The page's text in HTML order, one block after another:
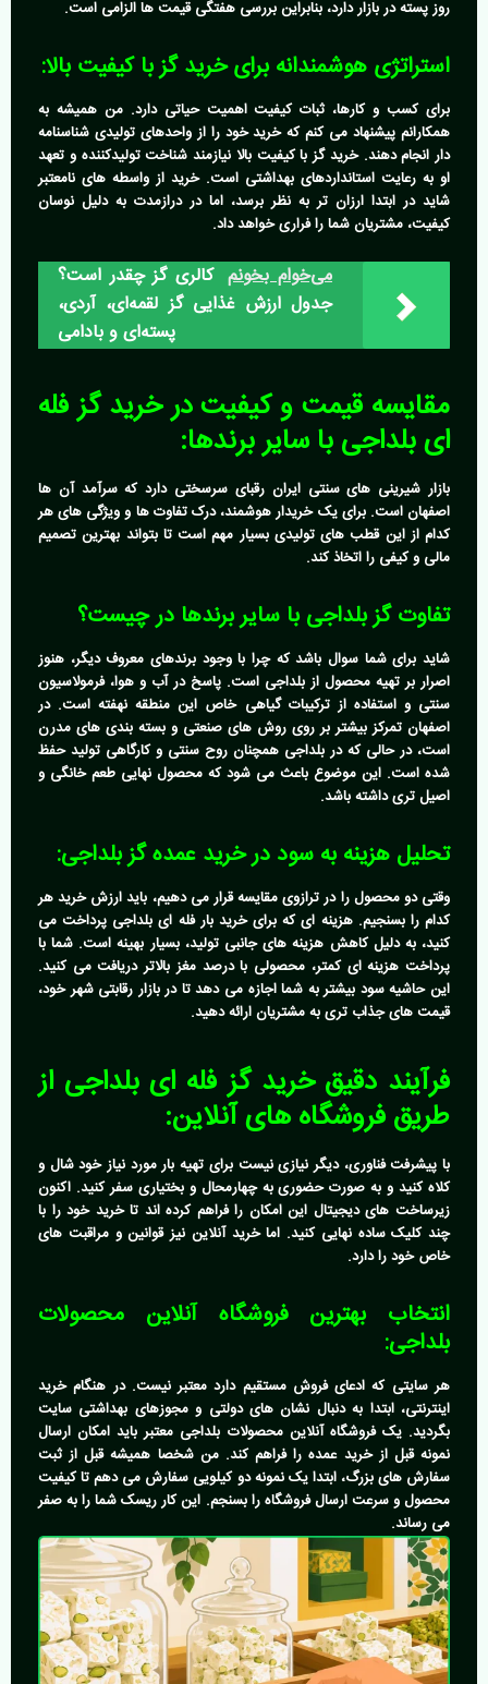
روز پسته در بازار دارد، بنابراین بررسی هفتگی قیمت ها الزامی است.
استراتژی هوشمندانه برای خرید گز با کیفیت بالا:
برای کسب و کارها، ثبات کیفیت اهمیت حیاتی دارد. من همیشه به
همکارانم پیشنهاد می کنم که خرید خود را از واحدهای تولیدی شناسنامه
دار انجام دهند.خرید گز با کیفیت بالا نیازمند شناخت تولیدکننده و تعهد
او به رعایت استانداردهای بهداشتی است. خرید از واسطه های نامعتبر
شاید در ابتدا ارزان تر به نظر برسد، اما در درازمدت به دلیل نوسان
کیفیت، مشتریان شما را فراری خواهد داد.
می‌خوام بخونم کالری گز چقدر است؟
جدول ارزش غذایی گز لقمه‌ای، آردی،
پسته‌ای و بادامی
مقایسه قیمت و کیفیت درخرید گز فله
ای بلداجیبا سایر برندها:
بازار شیرینی های سنتی ایران رقبای سرسختی دارد که سرآمد آن ها
اصفهان است. برای یک خریدار هوشمند، درک تفاوت ها و ویژگی های هر
کدام از این قطب های تولیدی بسیار مهم است تا بتواند بهترین تصمیم
مالی و کیفی را اتخاذ کند.
تفاوت گز بلداجی با سایر برندها در چیست؟
شاید برای شما سوال باشد که چرا با وجود برندهای معروف دیگر، هنوز
اصرار بر تهیه محصول از بلداجی است. پاسخ در آب و هوا، فرمولاسیون
سنتی و استفاده از ترکیبات گیاهی خاص این منطقه نهفته است. در
اصفهان تمرکز بیشتر بر روی روش های صنعتی و بسته بندی های مدرن
است، در حالی که در بلداجی همچنان روح سنتی و کارگاهی تولید حفظ
شده است. این موضوع باعث می شود که محصول نهایی طعم خانگی و
اصیل تری داشته باشد.
تحلیل هزینه به سود در خرید عمده گز بلداجی:
وقتی دو محصول را در ترازوی مقایسه قرار می دهیم، باید ارزش خرید هر
کدام را بسنجیم. هزینه ای که برای خرید بار فله ای بلداجی پرداخت می
کنید، به دلیل کاهش هزینه های جانبی تولید، بسیار بهینه است. شما با
پرداخت هزینه ای کمتر، محصولی با درصد مغز بالاتر دریافت می کنید.
این حاشیه سود بیشتر به شما اجازه می دهد تا در بازار رقابتی شهر خود،
قیمت های جذاب تری به مشتریان ارائه دهید.
فرآیند دقیقخرید گز فله ای بلداجی از
طریق فروشگاه های آنلاین:
با پیشرفت فناوری، دیگر نیازی نیست برای تهیه بار مورد نیاز خود شال و
کلاه کنید و به صورت حضوری به چهارمحال و بختیاری سفر کنید. اکنون
زیرساخت های دیجیتال این امکان را فراهم کرده اند تا خرید خود را با
چند کلیک ساده نهایی کنید. اما خرید آنلاین نیز قوانین و مراقبت های
خاص خود را دارد.
انتخاب بهترین فروشگاه آنلاین محصولات
بلداجی:
هر سایتی که ادعای فروش مستقیم دارد معتبر نیست. در هنگام خرید
اینترنتی، ابتدا به دنبال نشان های دولتی و مجوزهای بهداشتی سایت
بگردید. یکفروشگاه آنلاین محصولات بلداجی معتبر باید امکان ارسال
نمونه قبل از خرید عمده را فراهم کند. من شخصا همیشه قبل از ثبت
سفارش های بزرگ، ابتدا یک نمونه دو کیلویی سفارش می دهم تا کیفیت
محصول و سرعت ارسال فروشگاه را بسنجم. این کار ریسک شما را به صفر
می رساند.